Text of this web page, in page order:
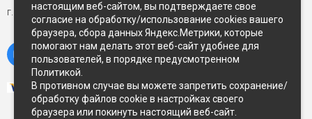
г. Петропавловск-Камчатский,ул Восточное-шоссе, д.5
настоящим веб-сайтом, вы подтверждаете свое
согласие на обработку/использование cookies вашего
браузера, сбора данных Яндекс.Метрики, которые
помогают нам делать этот веб-сайт удобнее для
пользователей, в порядке предусмотренном
Политикой.
В противном случае вы можете запретить сохранение/
обработку файлов cookie в настройках своего
браузера или покинуть настоящий веб-сайт.